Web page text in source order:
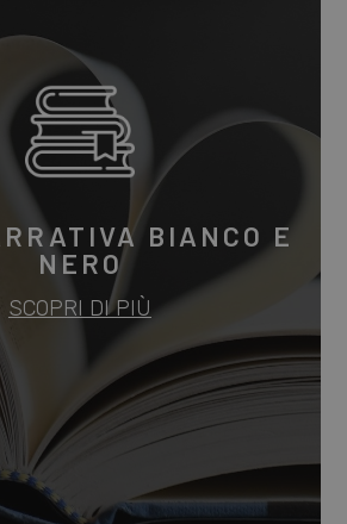
BIANCO E
NERO
SCOPRI DI PIÙ